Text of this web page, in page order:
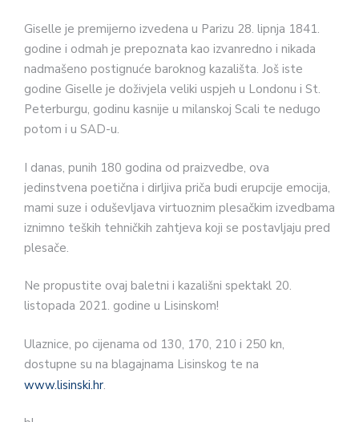
Giselle je premijerno izvedena u Parizu 28. lipnja 1841.
godine i odmah je prepoznata kao izvanredno i nikada
nadmašeno postignuće baroknog kazališta. Još iste
godine Giselle je doživjela veliki uspjeh u Londonu i St.
Peterburgu, godinu kasnije u milanskoj Scali te nedugo
potom i u SAD-u.
I danas, punih 180 godina od praizvedbe, ova
jedinstvena poetična i dirljiva priča budi erupcije emocija,
mami suze i oduševljava virtuoznim plesačkim izvedbama
iznimno teških tehničkih zahtjeva koji se postavljaju pred
plesače.
Ne propustite ovaj baletni i kazališni spektakl 20.
listopada 2021. godine u Lisinskom!
Ulaznice, po cijenama od 130, 170, 210 i 250 kn,
dostupne su na blagajnama Lisinskog te na
www.lisinski.hr.